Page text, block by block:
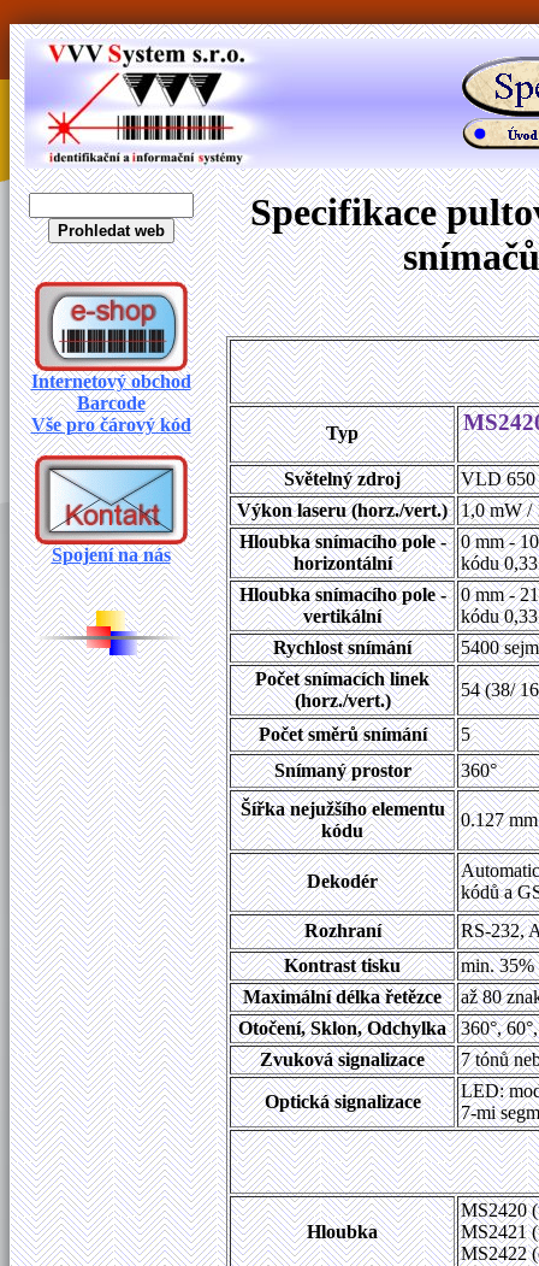
Internetový obchod
Barcode
Vše pro čárový kód
Spojení na nás
Specifikace
Typ
Světelný zdroj
VLD 650
Výkon laseru (horz./vert.)
1,0 mW /
Hloubka snímacího pole -
horizontální
0 mm -
kódu
Hloubka snímacího pole -
vertikální
0 mm -
kódu
Rychlost snímání
5400
Počet snímacích linek
(horz./vert.)
54 (38/
Počet směrů snímání
5
Snímaný prostor
360°
Šířka nejužšího elementu
kódu
0.127
Dekodér
kódů a
Rozhraní
RS-232,
Kontrast tisku
min. 35%
Maximální délka řetězce
až 80
Otočení, Sklon, Odchylka
360°,
Zvuková signalizace
7 tónů
Optická signalizace
LED:
7-mi
Hloubka
MS2420
MS2421
MS2422